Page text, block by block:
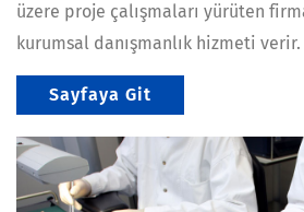
üzere proje çalışmaları yürüten
kurumsal danışmanlık hizmeti verir.
Sayfaya Git